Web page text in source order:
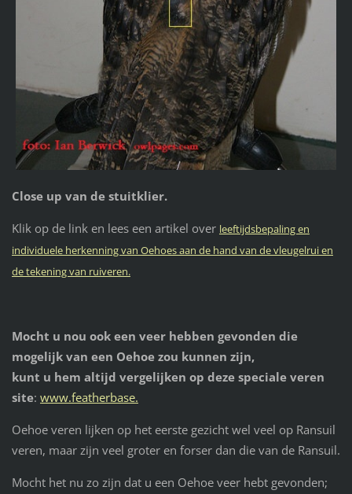
Close up van de stuitklier.
Klik op de link en lees een artikel over leeftijdsbepaling en
individuele herkenning van Oehoes aan de hand van de vleugelrui en
de tekening van ruiveren.
Mocht u nou ook een veer hebben gevonden die
mogelijk van een Oehoe zou kunnen zijn,
kunt u hem altijd vergelijken op deze speciale veren
site: www.featherbase.
Oehoe veren lijken op het eerste gezicht wel veel op Ransuil
veren, maar zijn veel groter en forser dan die van de Ransuil.
Mocht het nu zo zijn dat u een Oehoe veer hebt gevonden;